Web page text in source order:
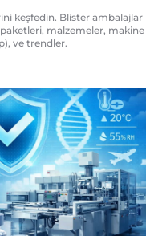
keşfedin. Blister ambalajlar
malzemeler, makine
ve trendler.